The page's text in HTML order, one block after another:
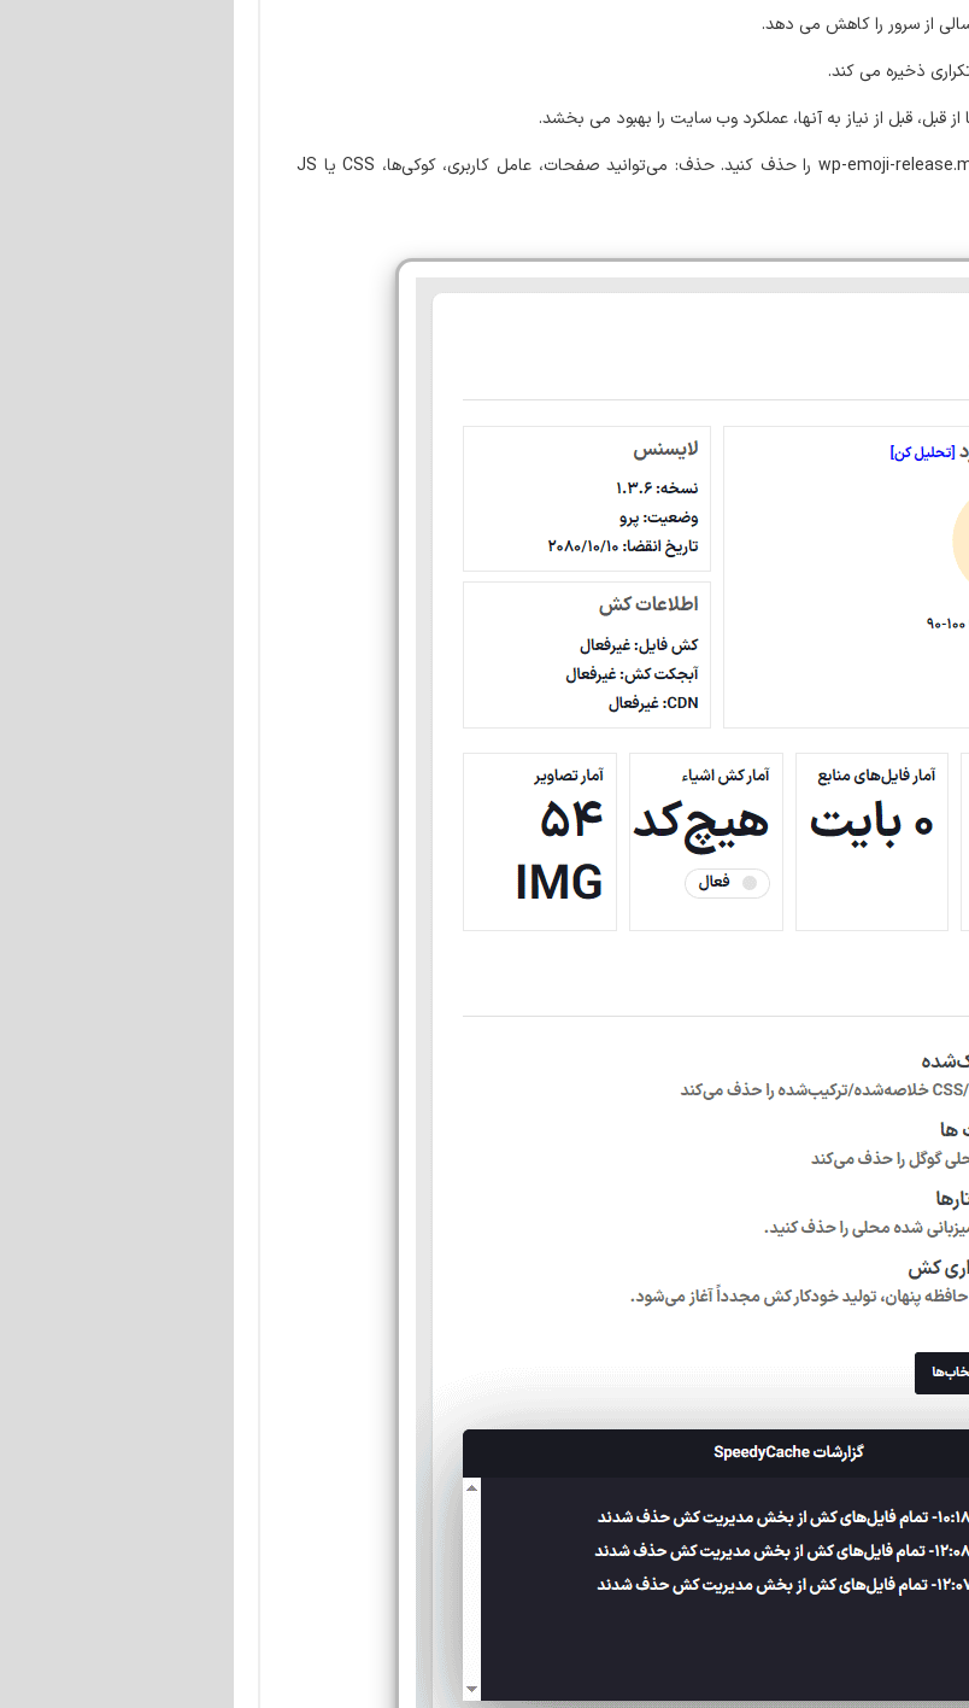
ذخیره می کند.
می توانید CSS درون خطی ایموجی و wp-emoji-release.min.js را حذف کنید. حذف: می‌توانید صفحات، عامل کاربری، کوکی‌ها، CSS یا JS